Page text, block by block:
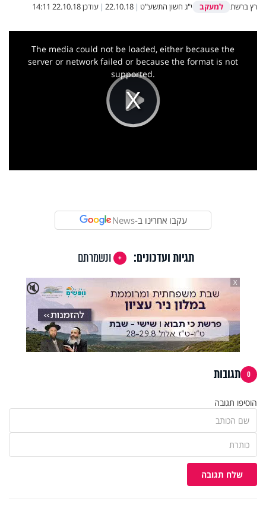
רץ ברשת למעקב י"ג חשון התשע"ט |
22.10.18
| עודכן22.10.18 14:11
Play
This
The media could not be loaded, either because the
server or network failed or because the format is not
supported.
עקבו אחרינו ב-News
תגיות ועדכונים:
ונשמרתם
🔇
X
0 תגובות
הוסיפו תגובה
שלח תגובה